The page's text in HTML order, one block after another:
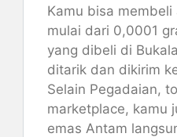
Kamu bisa
mulai dari 0,0001
yang dibeli di
ditarik dan dikirim
Selain Pegadaian,
marketplace, kamu
emas Antam